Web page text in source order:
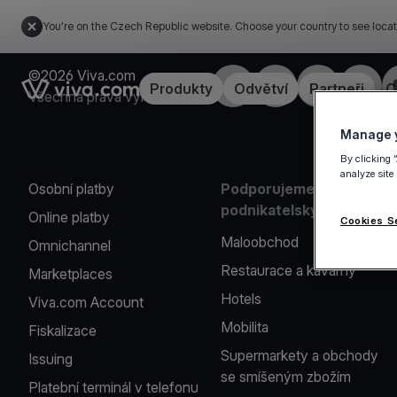
You're on the Czech Republic website. Choose your country to see
Link to the homepageProdukty Odvětví Partneři
©2026 Viva.com
Všechna práva vyhrazena
Facebook
X LinkedIn
Osobní platby
Online platby
Omnichannel
Marketplaces
Viva.com Account
Fiskalizace
Issuing
Platební terminál v telefonu
Podporujeme řadu
podnikatelských oborů
Maloobchod
Restaurace a kavárny
Hotels
Mobilita
Supermarkety a obchody
se smíšeným zbožím
Manage
By clicking
analyze
Cookies